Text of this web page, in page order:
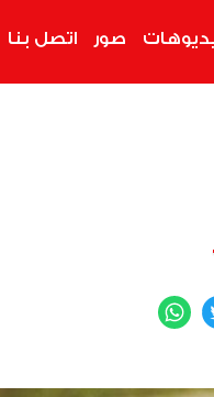
صور اتصل بنا
Twitter